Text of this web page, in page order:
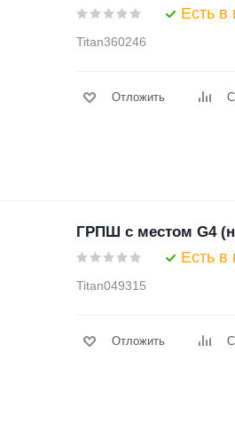
Есть в
Titan360246
Отложить
ГРПШ с местом G4
Есть в
Titan049315
Отложить